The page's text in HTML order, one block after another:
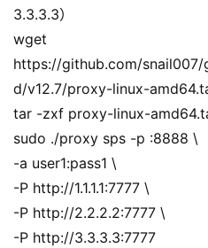
3.3.3.3）
wget
https://github.com/
d/v12.7/proxy-linux-
tar -zxf proxy-linux-
sudo ./proxy sps -p :8888 \
-a user1:pass1 \
-P http://1.1.1.1:7777 \
-P http://2.2.2.2:7777 \
-P http://3.3.3.3:7777